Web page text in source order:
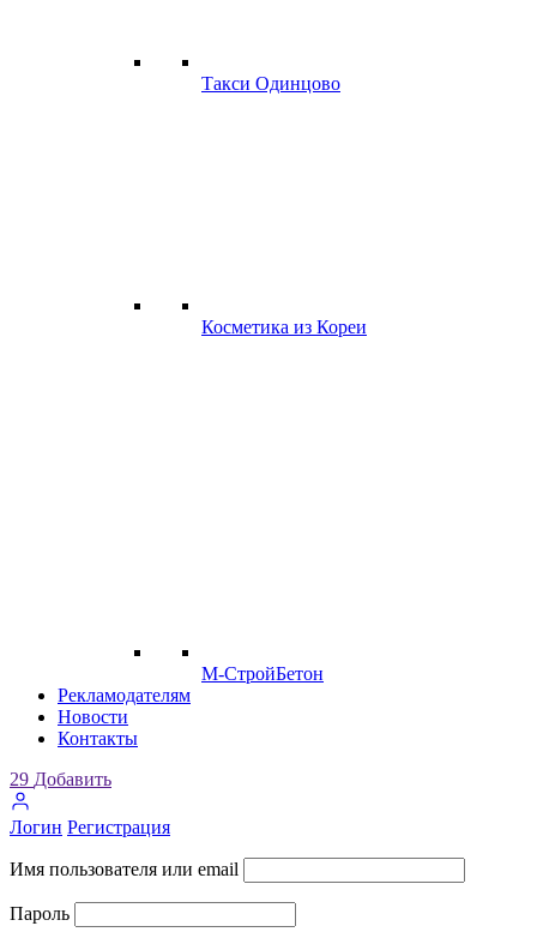
Такси Одинцово
Косметика из Кореи
М-СтройБетон
Рекламодателям
Новости
Контакты
29 Добавить
Логин Регистрация
Имя пользователя или email
Пароль